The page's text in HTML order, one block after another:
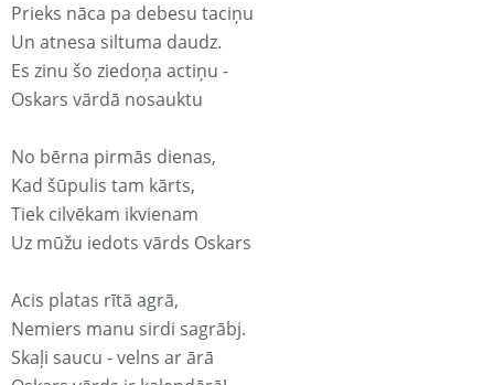
Prieks nāca pa debesu taciņu
Un atnesa siltuma daudz.
Es zinu šo ziedoņa actiņu -
Oskars vārdā nosauktu
No bērna pirmās dienas,
Kad šūpulis tam kārts,
Tiek cilvēkam ikvienam
Uz mūžu iedots vārds Oskars
Acis platas rītā agrā,
Nemiers manu sirdi sagrābj.
Skaļi saucu - velns ar ārā